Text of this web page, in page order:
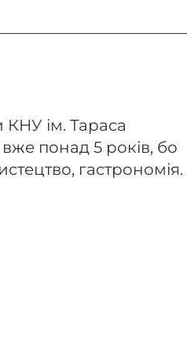
КНУ ім. Тараса
понад 5 років, бо
гастрономія.